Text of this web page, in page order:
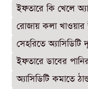
ইফতারে কি খেলে
রোজায় কলা খাওয়ার
সেহরিতে
ইফতারে ডাবের
অ্যাসিডিটি কমাতে